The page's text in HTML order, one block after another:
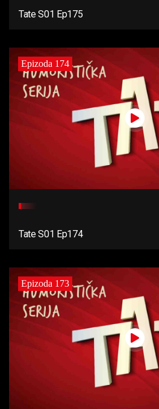
Tate S01 Ep175
Epizoda 174
Tate S01 Ep174
Epizoda 173